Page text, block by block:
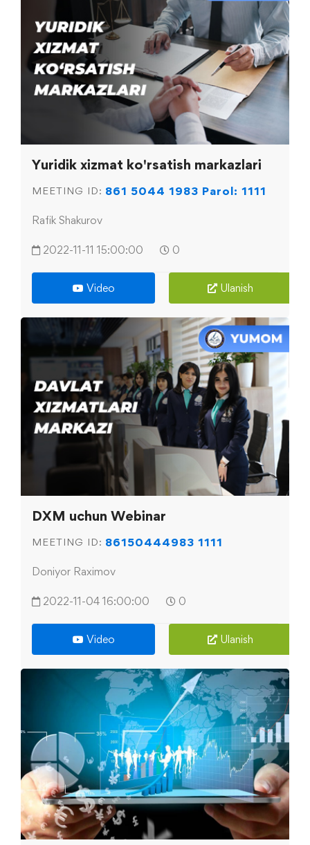
Yuridik xizmat ko'rsatish markazlari
MEETING ID: 861 5044 1983 Parol: 1111
Rafik Shakurov
2022-11-11 15:00:00 0
Video Ulanish
DXM uchun Webinar
MEETING ID: 86150444983 1111
Doniyor Raximov
2022-11-04 16:00:00 0
Video Ulanish